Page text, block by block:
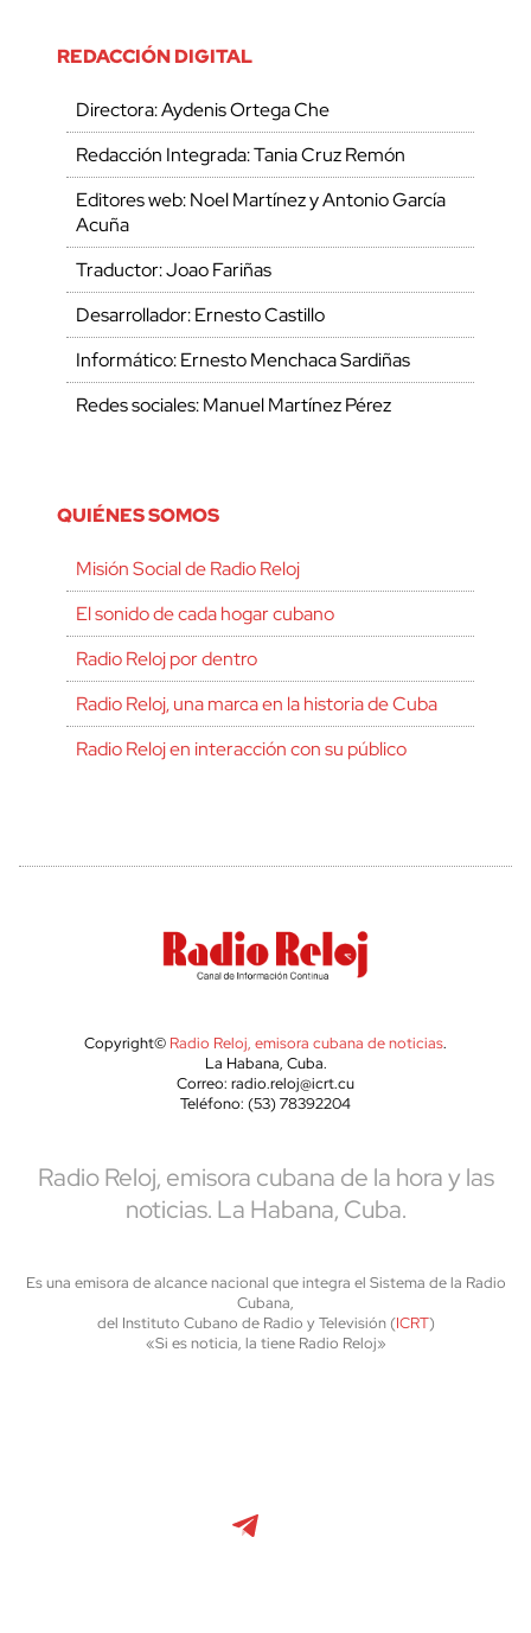
REDACCIÓN DIGITAL
Directora: Aydenis Ortega Che
Redacción Integrada: Tania Cruz Remón
Editores web: Noel Martínez y Antonio García
Acuña
Traductor: Joao Fariñas
Desarrollador: Ernesto Castillo
Informático: Ernesto Menchaca Sardiñas
Redes sociales: Manuel Martínez Pérez
QUIÉNES SOMOS
Misión Social de Radio Reloj
El sonido de cada hogar cubano
Radio Reloj por dentro
Radio Reloj, una marca en la historia de Cuba
Radio Reloj en interacción con su público
Copyright© Radio Reloj, emisora cubana de noticias.
La Habana, Cuba.
Correo: radio.reloj@icrt.cu
Teléfono: (53) 78392204
Radio Reloj, emisora cubana de la hora y las
noticias. La Habana, Cuba.
Es una emisora de alcance nacional que integra el Sistema de la Radio
Cubana,
del Instituto Cubano de Radio y Televisión (ICRT)
«Si es noticia, la tiene Radio Reloj»